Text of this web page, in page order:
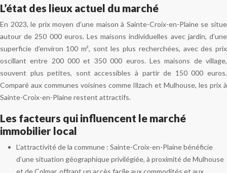
L’état des lieux actuel du marché
En 2023, le prix moyen d’une maison à Sainte-Croix-en-Plaine se situe
autour de 250 000 euros. Les maisons individuelles avec jardin, d’une
superficie d’environ 100 m², sont les plus recherchées, avec des prix
oscillant entre 200 000 et 350 000 euros. Les maisons de village,
souvent plus petites, sont accessibles à partir de 150 000 euros.
Comparé aux communes voisines comme Illzach et Mulhouse, les prix à
Sainte-Croix-en-Plaine restent attractifs.
Les facteurs qui influencent le marché
immobilier local
L’attractivité de la commune : Sainte-Croix-en-Plaine bénéficie
d’une situation géographique privilégiée, à proximité de Mulhouse
et de Colmar, offrant un accès facile aux commodités et aux